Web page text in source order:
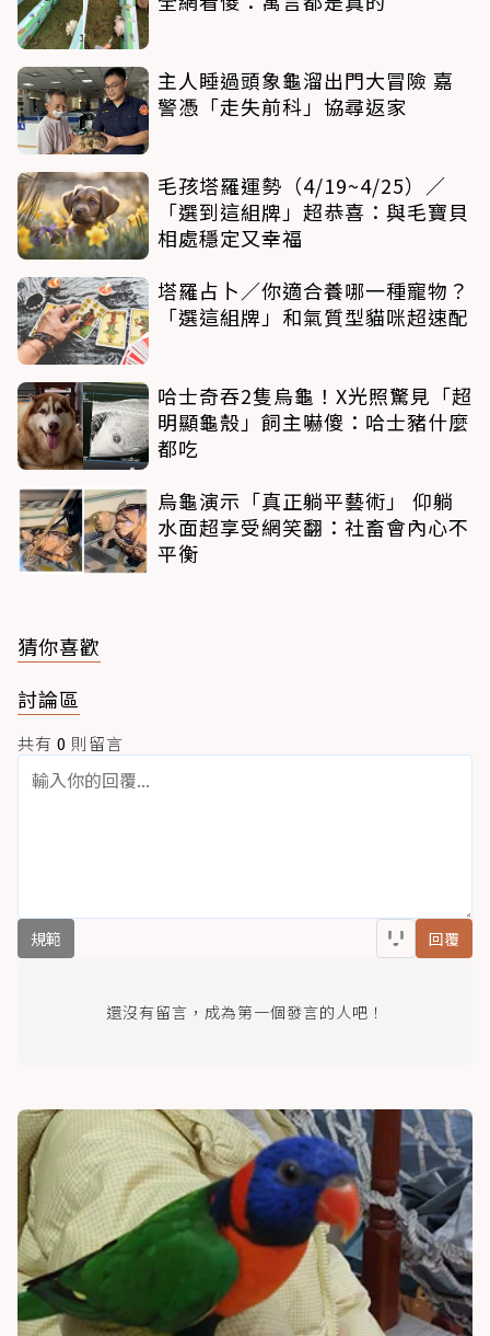
主人睡過頭象龜溜出門大冒險 嘉
警憑「走失前科」協尋返家
毛孩塔羅運勢（4/19~4/25）／
「選到這組牌」超恭喜：與毛寶貝
相處穩定又幸福
塔羅占卜／你適合養哪一種寵物？
「選這組牌」和氣質型貓咪超速配
哈士奇吞2隻烏龜！X光照驚見「超
明顯龜殼」飼主嚇傻：哈士豬什麼
都吃
烏龜演示「真正躺平藝術」 仰躺
水面超享受網笑翻：社畜會內心不
平衡
猜你喜歡
討論區
共有 0 則留言
規範 回覆
還沒有留言，成為第一個發言的人吧！